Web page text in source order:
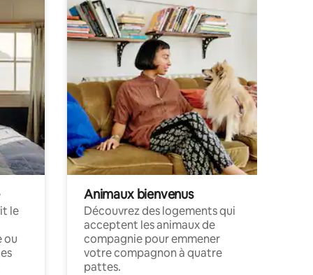
le
ou
Animaux bienvenus
Découvrez des logements qui
acceptent les animaux de
compagnie pour emmener
votre compagnon à quatre
pattes.